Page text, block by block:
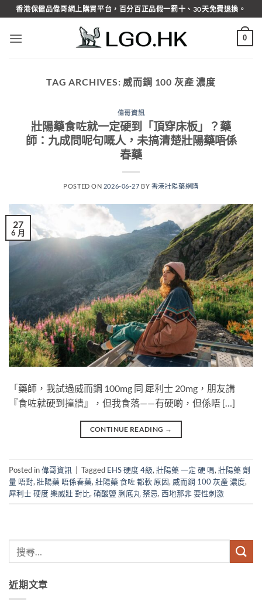
Skip
to
content
香港保健品偉哥網上購買平台，百分百正品假一罰十、30天免費退換。
0
TAG ARCHIVES: 威而鋼 100 灰產 濃度
偉哥資訊
壯陽藥食咗就一定硬到「頂穿床板」？藥
師：九成問呢句嘅人，未搞清楚壯陽藥唔係
春藥
POSTED ON 2026-06-27 BY 香港壯陽藥網購
27
6 月
「藥師，我試過威而鋼 100mg​ 同 犀利士 20mg，朋友講
『食咗就硬到撞牆』，但我食落——有硬啲，但係唔 […]
CONTINUE READING →
Posted in偉哥資訊 Tagged EHS 硬度 4級, 壯陽藥 一定 硬 嗎, 壯陽藥 劑
量 唔對, 壯陽藥 唔係春藥, 壯陽藥 食咗 都軟 原因, 威而鋼 100 灰產 濃度,
犀利士 硬度 樂威壯 對比, 硝酸鹽 脷底丸 禁忌, 西地那非 要性刺激
近期文章